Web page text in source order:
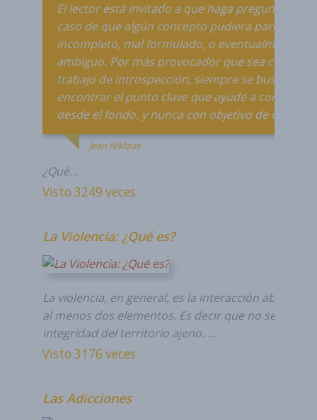
El lector está invitado a que haga preguntas, en
caso de que algún concepto pudiera parecer
incompleto, mal formulado, o eventualmente
ambiguo. Por más provocador que sea como
trabajo de introspección, siempre se busca
encontrar el punto clave que ayude a
desde el fondo, y nunca con objetivo de ofender.
Jean Niklaus
¿Qué…
Visto 3249 veces
La Violencia: ¿Qué es?
La violencia, en general, es la interacción abusiva
al menos dos elementos. Es decir que no se
integridad del territorio ajeno. …
Visto 3176 veces
Las Adicciones